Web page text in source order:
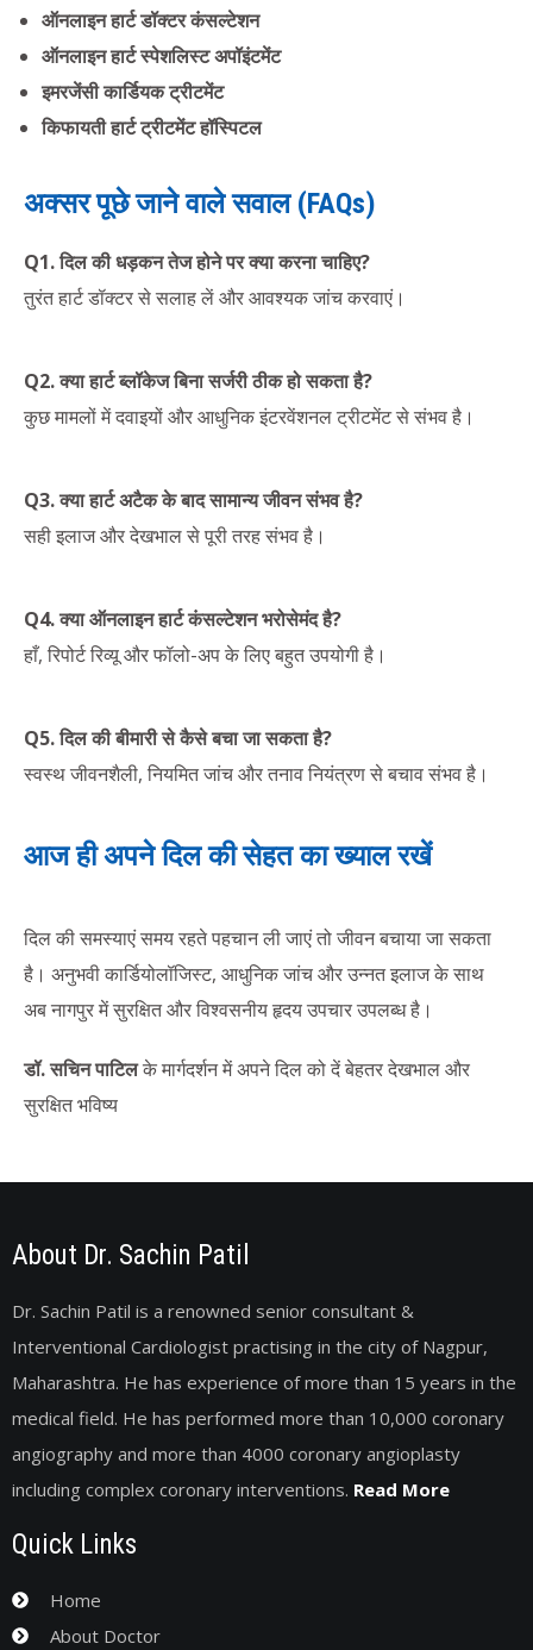
ऑनलाइन हार्ट डॉक्टर कंसल्टेशन
ऑनलाइन हार्ट स्पेशलिस्ट अपॉइंटमेंट
इमरजेंसी कार्डियक ट्रीटमेंट
किफायती हार्ट ट्रीटमेंट हॉस्पिटल
अक्सर पूछे जाने वाले सवाल (FAQs)
Q1. दिल की धड़कन तेज होने पर क्या करना चाहिए?
तुरंत हार्ट डॉक्टर से सलाह लें और आवश्यक जांच करवाएं।
Q2. क्या हार्ट ब्लॉकेज बिना सर्जरी ठीक हो सकता है?
कुछ मामलों में दवाइयों और आधुनिक इंटरवेंशनल ट्रीटमेंट से संभव है।
Q3. क्या हार्ट अटैक के बाद सामान्य जीवन संभव है?
सही इलाज और देखभाल से पूरी तरह संभव है।
Q4. क्या ऑनलाइन हार्ट कंसल्टेशन भरोसेमंद है?
हाँ, रिपोर्ट रिव्यू और फॉलो-अप के लिए बहुत उपयोगी है।
Q5. दिल की बीमारी से कैसे बचा जा सकता है?
स्वस्थ जीवनशैली, नियमित जांच और तनाव नियंत्रण से बचाव संभव है।
आज ही अपने दिल की सेहत का ख्याल रखें
दिल की समस्याएं समय रहते पहचान ली जाएं तो जीवन बचाया जा सकता
है। अनुभवी कार्डियोलॉजिस्ट, आधुनिक जांच और उन्नत इलाज के साथ
अब नागपुर में सुरक्षित और विश्वसनीय हृदय उपचार उपलब्ध है।
डॉ. सचिन पाटिलके मार्गदर्शन में अपने दिल को दें बेहतर देखभाल और
सुरक्षित भविष्य
About Dr. Sachin Patil
Dr. Sachin Patil is a renowned senior consultant &
Interventional Cardiologist practising in the city of Nagpur,
Maharashtra. He has experience of more than 15 years in the
medical field. He has performed more than 10,000 coronary
angiography and more than 4000 coronary angioplasty
including complex coronary interventions. Read More
Quick Links
Home
About Doctor